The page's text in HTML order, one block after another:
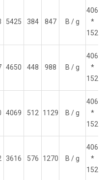
5425 384 847 B / g
406
*
152
4650 448 988 B / g
406
*
152
4069 512 1129 B / g
406
*
152
3616 576 1270 B / g
406
*
152